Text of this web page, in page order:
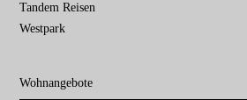
Tandem Reisen
Westpark
Wohnangebote